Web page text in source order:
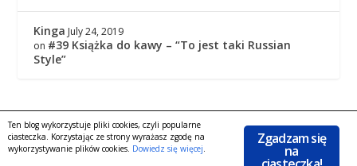
Kinga July 24, 2019
on #39 Książka do kawy – “To jest taki Russian
Style”
Copyright © 2016KingaGaja Travels |
POLITYKA
PRYWATNOŚCI|Facebook
Zgadzam się
na
Ten blog wykorzystuje pliki cookies, czyli popularne
ciasteczka. Korzystając ze strony wyrażasz zgodę na
wykorzystywanie plików cookies. Dowiedz się więcej.